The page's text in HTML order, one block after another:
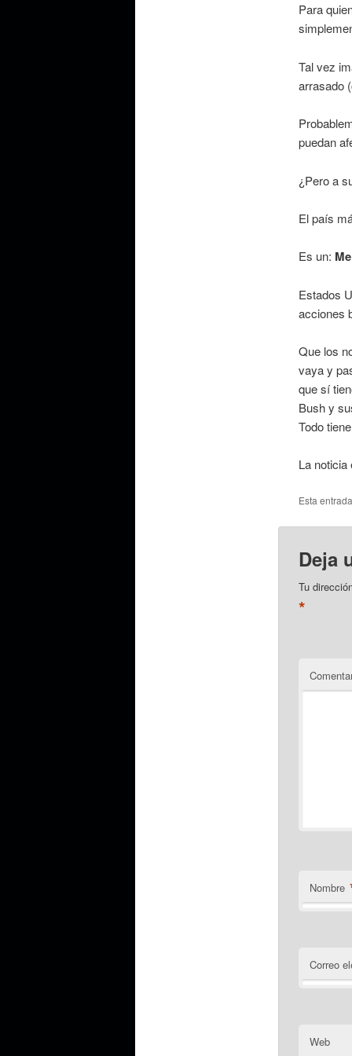
Para
Tal vez
arrasado
puedan
¿Pero a
El país
Es un:
Estados
acciones
Que los
vaya y
que sí
Bush y
Todo
La noticia
Esta
Deja
Tu
*
Nombre
Correo
Web